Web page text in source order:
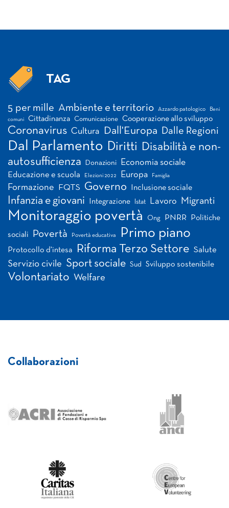
TAG
5 per mille Ambiente e territorio Azzardo patologico Beni
comuni Cittadinanza Comunicazione Cooperazione allo sviluppo
Coronavirus Cultura Dall'Europa Dalle Regioni
Dal Parlamento Diritti Disabilità e non-
autosufficienza
Donazioni Economia sociale
Educazione e scuola Elezioni 2022 Europa Famiglia
Formazione FQTS Governo Inclusione sociale
Infanzia e giovani Integrazione Istat Lavoro Migranti
Monitoraggio povertà Ong PNRR Politiche
sociali Povertà Povertà educativa Primo piano
Protocollo d'intesa Riforma Terzo Settore Salute
Servizio civile Sport sociale Sud Sviluppo sostenibile
Volontariato Welfare
Collaborazioni